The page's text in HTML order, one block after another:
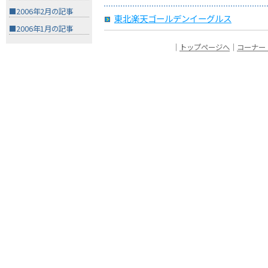
■2006年2月の記事
■2006年1月の記事
東北楽天ゴールデンイーグルス
｜ トップページへ ｜ コーナ